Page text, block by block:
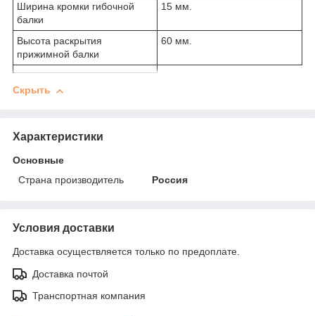
Ширина кромки гибочной
балки
15 мм.
Высота раскрытия
прижимной балки
60 мм.
Скрыть
Характеристики
Основные
Страна производитель
Россия
Условия доставки
Доставка осуществляется только по предоплате.
Доставка почтой
Транспортная компания